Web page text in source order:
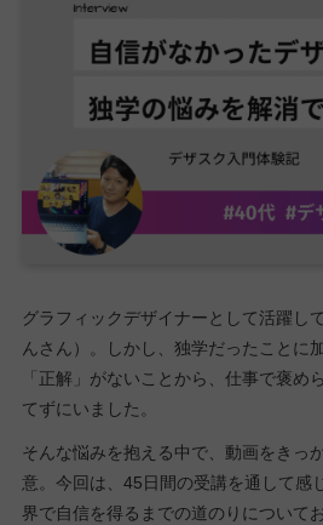
グラフィックデザイナーとして活躍し
んさん）。しかし、独学だったことに
「正解」がないことから、仕事で褒め
てずにいました。
そんな悩みを抱える中で、動画をきっ
意。今回は、45日間の受講を通して感
界で自信を得るまでの道のりについて